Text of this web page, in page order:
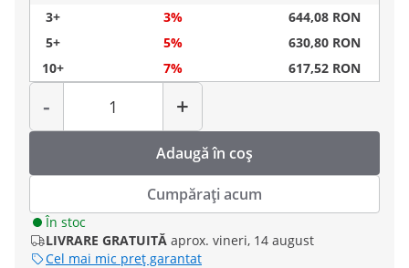
3+
3%
644,08 RON
5+
5%
630,80 RON
10+
7% 617,52 RON
-
Cantitate
+
Adaugă în coș
Cumpărați acum
În stoc
LIVRARE GRATUITĂ aprox. vineri, 14 august
Cel mai mic preț garantat